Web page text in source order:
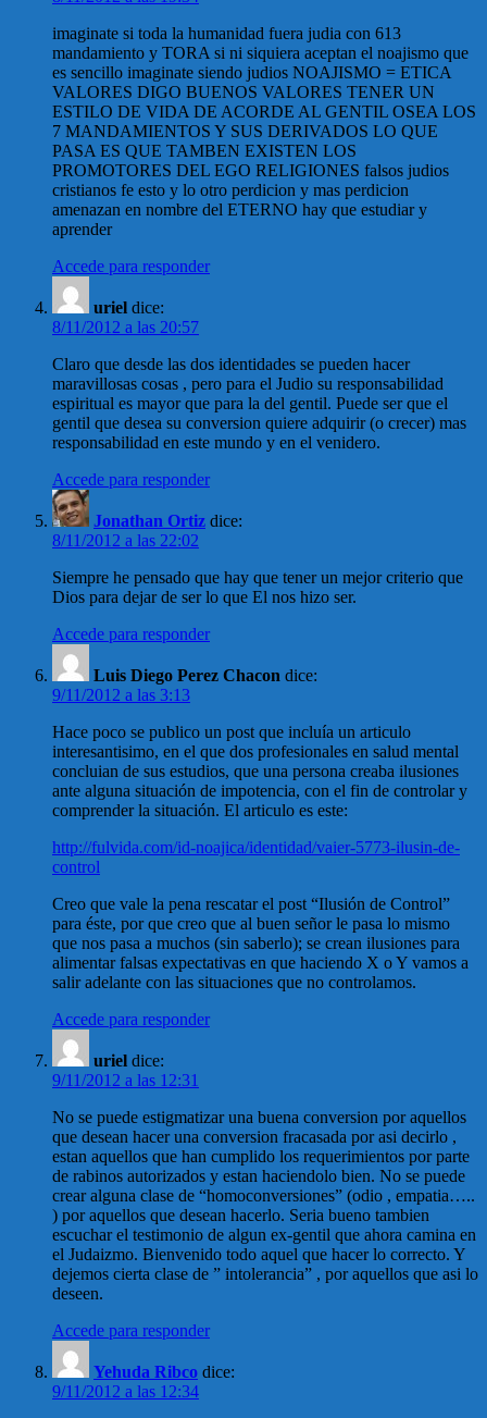
imaginate si toda la humanidad fuera judia con 613
mandamiento y TORA si ni siquiera aceptan el noajismo que
es sencillo imaginate siendo judios NOAJISMO = ETICA
VALORES DIGO BUENOS VALORES TENER UN
ESTILO DE VIDA DE ACORDE AL GENTIL OSEA LOS
7 MANDAMIENTOS Y SUS DERIVADOS LO QUE
PASA ES QUE TAMBEN EXISTEN LOS
PROMOTORES DEL EGO RELIGIONES falsos judios
cristianos fe esto y lo otro perdicion y mas perdicion
amenazan en nombre del ETERNO hay que estudiar y
aprender
Accede para responder
uriel dice:
8/11/2012 a las 20:57
Claro que desde las dos identidades se pueden hacer
maravillosas cosas , pero para el Judio su responsabilidad
espiritual es mayor que para la del gentil. Puede ser que el
gentil que desea su conversion quiere adquirir (o crecer) mas
responsabilidad en este mundo y en el venidero.
Accede para responder
Jonathan Ortiz dice:
8/11/2012 a las 22:02
Siempre he pensado que hay que tener un mejor criterio que
Dios para dejar de ser lo que El nos hizo ser.
Accede para responder
Luis Diego Perez Chacon dice:
9/11/2012 a las 3:13
Hace poco se publico un post que incluía un articulo
interesantisimo, en el que dos profesionales en salud mental
concluian de sus estudios, que una persona creaba ilusiones
ante alguna situación de impotencia, con el fin de controlar y
comprender la situación. El articulo es este:
http://fulvida.com/id-noajica/identidad/vaier-5773-ilusin-de-
control
Creo que vale la pena rescatar el post “Ilusión de Control”
para éste, por que creo que al buen señor le pasa lo mismo
que nos pasa a muchos (sin saberlo); se crean ilusiones para
alimentar falsas expectativas en que haciendo X o Y vamos a
salir adelante con las situaciones que no controlamos.
Accede para responder
uriel dice:
9/11/2012 a las 12:31
No se puede estigmatizar una buena conversion por aquellos
que desean hacer una conversion fracasada por asi decirlo ,
estan aquellos que han cumplido los requerimientos por parte
de rabinos autorizados y estan haciendolo bien. No se puede
crear alguna clase de “homoconversiones” (odio , empatia…..
) por aquellos que desean hacerlo. Seria bueno tambien
escuchar el testimonio de algun ex-gentil que ahora camina en
el Judaizmo. Bienvenido todo aquel que hacer lo correcto. Y
dejemos cierta clase de ” intolerancia” , por aquellos que asi lo
deseen.
Accede para responder
Yehuda Ribco dice:
9/11/2012 a las 12:34